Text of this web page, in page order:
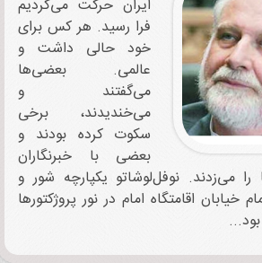
ایران حرکت می‌کردیم
فرا رسید. هر کس برای
خود حالی داشت و
عالمی. بعضی‌ها
می‌گفتند و
می‌خندیدند، برخی
سکوت کرده بودند و
بعضی با خبرنگاران
می‌زدند. نوفل‌لوشاتو یکپارچه شور و
اقامتگاه امام در نور پروژکتورها